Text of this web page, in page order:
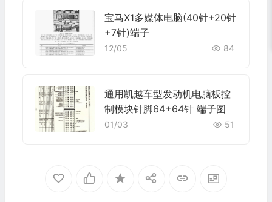
宝马X1多媒体电脑(40针+20针
+7针)端子
12/05 84
通用凯越车型发动机电脑板控
制模块针脚64+64针 端子图
01/03 51